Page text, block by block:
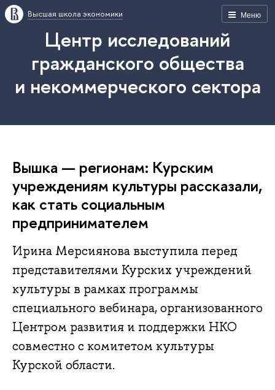
Меню
Высшая школа экономики
Центр исследований
гражданского общества
и некоммерческого сектора
Вышка — регионам: Курским
учреждениям культуры рассказали,
как стать социальным
предпринимателем
Ирина Мерсиянова выступила перед
представителями Курских учреждений
культуры в рамках программы
специального вебинара, организованного
Центром развития и поддержки НКО
совместно с комитетом культуры
Курской области.